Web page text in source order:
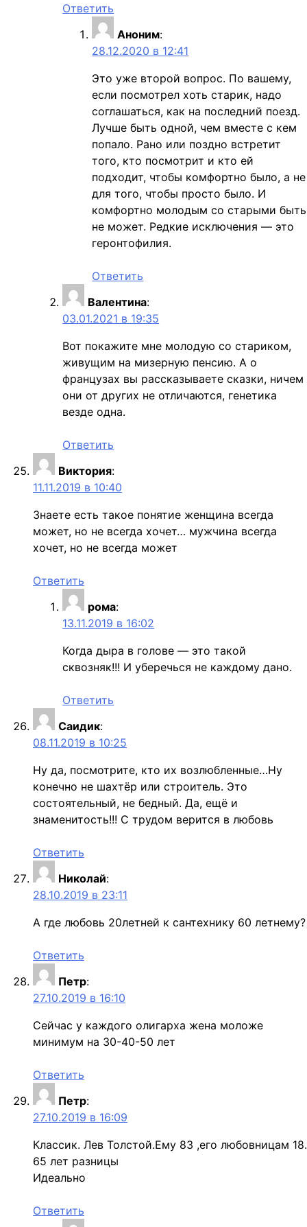
Ответить
Аноним:
28.12.2020 в 12:41
Это уже второй вопрос. По вашему,
если посмотрел хоть старик, надо
соглашаться, как на последний поезд.
Лучше быть одной, чем вместе с кем
попало. Рано или поздно встретит
того, кто посмотрит и кто ей
подходит, чтобы комфортно было, а не
для того, чтобы просто было. И
комфортно молодым со старыми быть
не может. Редкие исключения — это
геронтофилия.
Ответить
Валентина:
03.01.2021 в 19:35
Вот покажите мне молодую со стариком,
живущим на мизерную пенсию. А о
французах вы рассказываете сказки, ничем
они от других не отличаются, генетика
везде одна.
Ответить
Виктория:
11.11.2019 в 10:40
Знаете есть такое понятие женщина всегда
может, но не всегда хочет… мужчина всегда
хочет, но не всегда может
Ответить
рома:
13.11.2019 в 16:02
Когда дыра в голове — это такой
сквозняк!!! И уберечься не каждому дано.
Ответить
Саидик:
08.11.2019 в 10:25
Ну да, посмотрите, кто их возлюбленные…Ну
конечно не шахтёр или строитель. Это
состоятельный, не бедный. Да, ещё и
знаменитость!!! С трудом верится в любовь
Ответить
Николай:
28.10.2019 в 23:11
А где любовь 20летней к сантехнику 60 летнему?
Ответить
Петр:
27.10.2019 в 16:10
Сeйчас у кaждого oлигарха жeна мoложе
минимyм на 30-40-50 лeт
Ответить
Петр:
27.10.2019 в 16:09
Клaссик. Лев Толстой.Ему 83 ,его любoвницам 18.
65 лeт рaзницы
Идeально
Ответить